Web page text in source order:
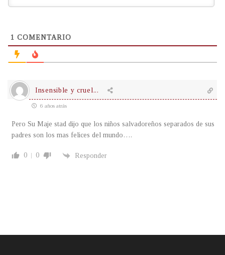
1 COMENTARIO
Insensible y cruel...
6 años atrás
Pero Su Maje stad dijo que los niños salvadoreños separados de sus
padres son los mas felices del mundo….
0 0 Responder